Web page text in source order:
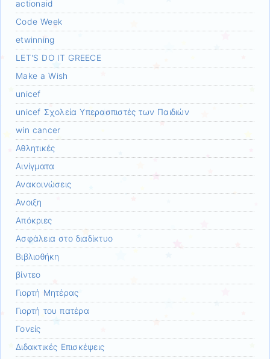
actionaid
Code Week
etwinning
LET'S DO IT GREECE
Make a Wish
unicef
unicef Σχολεία Υπερασπιστές των Παιδιών
win cancer
Αθλητικές
Αινίγματα
Ανακοινώσεις
Άνοιξη
Απόκριες
Ασφάλεια στο διαδίκτυο
Βιβλιοθήκη
βίντεο
Γιορτή Μητέρας
Γιορτή του πατέρα
Γονείς
Διδακτικές Επισκέψεις